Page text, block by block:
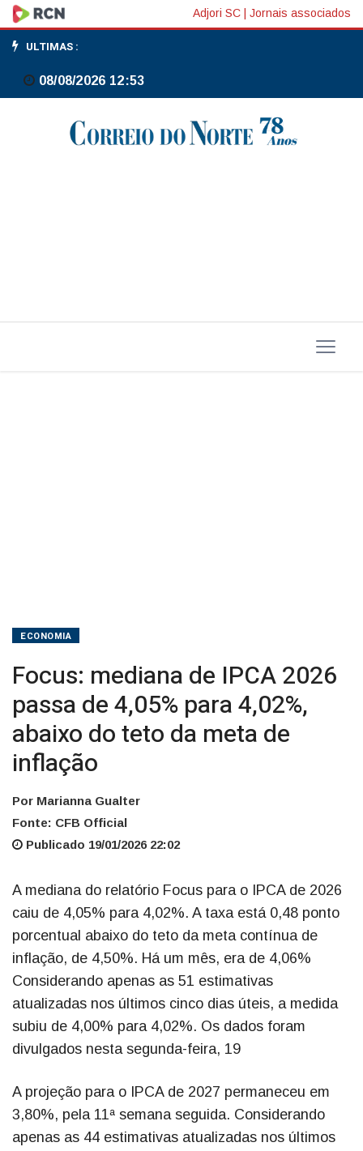
Focus:
mediana
de
4,02%,
Adjori SC Jornais associados
ULTIMAS :
08/08/2026 12:53
ECONOMIA
Focus: mediana de IPCA 2026
passa de 4,05% para 4,02%,
abaixo do teto da meta de
inflação
Por Marianna Gualter
Fonte: CFB Official
Publicado 19/01/2026 22:02
A mediana do relatório Focus para o IPCA de 2026
caiu de 4,05% para 4,02%. A taxa está 0,48 ponto
porcentual abaixo do teto da meta contínua de
inflação, de 4,50%. Há um mês, era de 4,06%
Considerando apenas as 51 estimativas
atualizadas nos últimos cinco dias úteis, a medida
subiu de 4,00% para 4,02%. Os dados foram
divulgados nesta segunda-feira, 19
A projeção para o IPCA de 2027 permaneceu em
3,80%, pela 11ª semana seguida. Considerando
apenas as 44 estimativas atualizadas nos últimos